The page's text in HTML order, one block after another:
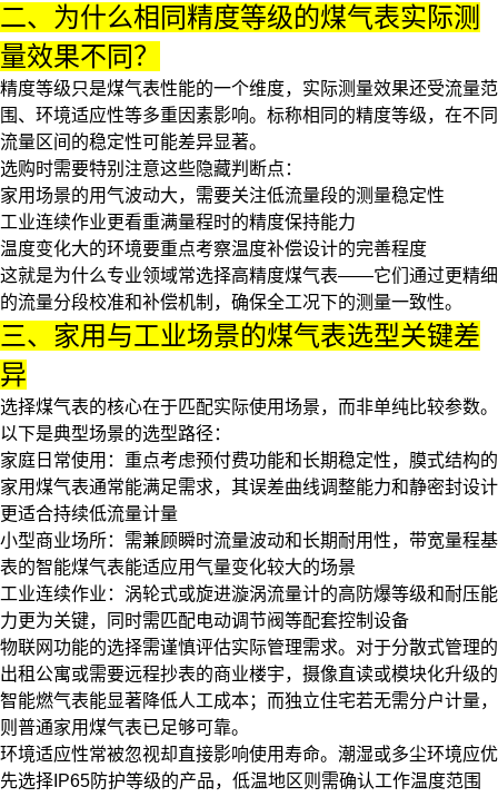
二、为什么相同精度等级的煤气表实际测
量效果不同？
精度等级只是煤气表性能的一个维度，实际测量效果还受流量范
围、环境适应性等多重因素影响。标称相同的精度等级，在不同
流量区间的稳定性可能差异显著。
选购时需要特别注意这些隐藏判断点：
家用场景的用气波动大，需要关注低流量段的测量稳定性
工业连续作业更看重满量程时的精度保持能力
温度变化大的环境要重点考察温度补偿设计的完善程度
这就是为什么专业领域常选择高精度煤气表——它们通过更精细
的流量分段校准和补偿机制，确保全工况下的测量一致性。
三、家用与工业场景的煤气表选型关键差
异
选择煤气表的核心在于匹配实际使用场景，而非单纯比较参数。
以下是典型场景的选型路径：
家庭日常使用：重点考虑预付费功能和长期稳定性，膜式结构的
家用煤气表通常能满足需求，其误差曲线调整能力和静密封设计
更适合持续低流量计量
小型商业场所：需兼顾瞬时流量波动和长期耐用性，带宽量程基
表的智能煤气表能适应用气量变化较大的场景
工业连续作业：涡轮式或旋进漩涡流量计的高防爆等级和耐压能
力更为关键，同时需匹配电动调节阀等配套控制设备
物联网功能的选择需谨慎评估实际管理需求。对于分散式管理的
出租公寓或需要远程抄表的商业楼宇，摄像直读或模块化升级的
智能燃气表能显著降低人工成本；而独立住宅若无需分户计量，
则普通家用煤气表已足够可靠。
环境适应性常被忽视却直接影响使用寿命。潮湿或多尘环境应优
先选择IP65防护等级的产品，低温地区则需确认工作温度范围